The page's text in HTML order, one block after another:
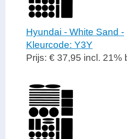
Hyundai - White Sand -
Kleurcode: Y3Y
Prijs: € 37,95 incl. 21%